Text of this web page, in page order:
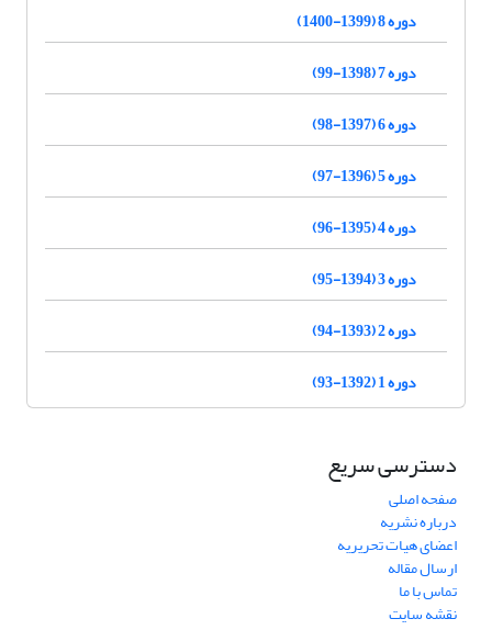
دوره 8 (1399-1400)
دوره 7 (1398-99)
دوره 6 (1397-98)
دوره 5 (1396-97)
دوره 4 (1395-96)
دوره 3 (1394-95)
دوره 2 (1393-94)
دوره 1 (1392-93)
دسترسی سریع
صفحه اصلی
درباره نشریه
اعضای هیات تحریریه
ارسال مقاله
تماس با ما
نقشه سایت